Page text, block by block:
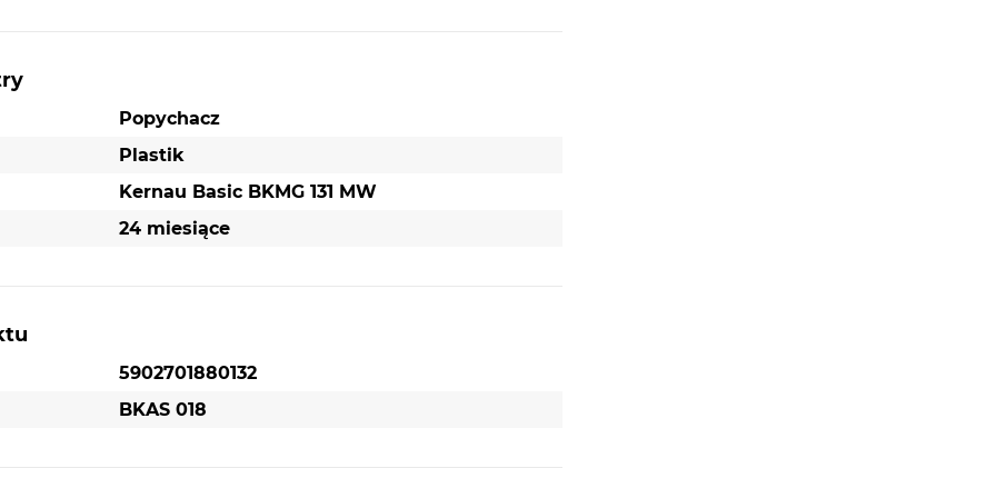
Oryginalne akcesorium Kernau – gwarancja
Popychacz
Plastik
Kernau Basic BKMG 131 MW
24 miesiące
5902701880132
BKAS 018